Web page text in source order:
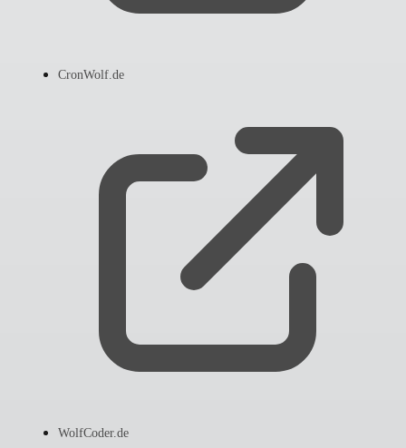
CronWolf.de
WolfCoder.de